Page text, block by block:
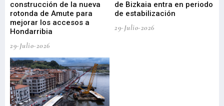
construcción de la nueva
rotonda de Amute para
mejorar los accesos a
Hondarribia
29-Julio-2026
de Bizkaia entra en periodo
de estabilización
29-Julio-2026